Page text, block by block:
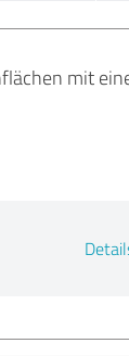
mit